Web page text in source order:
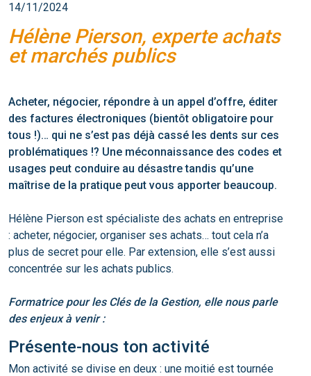
14/11/2024
Hélène Pierson, experte achats
et marchés publics
Acheter, négocier, répondre à un appel d’offre, éditer
des factures électroniques (bientôt obligatoire pour
tous !)… qui ne s’est pas déjà cassé les dents sur ces
problématiques !? Une méconnaissance des codes et
usages peut conduire au désastre tandis qu’une
maîtrise de la pratique peut vous apporter beaucoup.
Hélène Pierson est spécialiste des achats en entreprise
: acheter, négocier, organiser ses achats… tout cela n’a
plus de secret pour elle. Par extension, elle s’est aussi
concentrée sur les achats publics.
Formatrice pour les Clés de la Gestion, elle nous parle
des enjeux à venir :
Présente-nous ton activité
Mon activité se divise en deux : une moitié est tournée